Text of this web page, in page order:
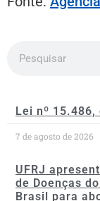
Lei nº
7 de agosto de 2026
UFRJ
de Doenças
Brasil para